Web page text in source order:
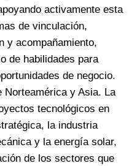
activamente esta
de vinculación,
y acompañamiento,
de habilidades para
de negocio.
Norteamérica y Asia. La
tecnológicos en
la industria
y la energía solar,
de los sectores que